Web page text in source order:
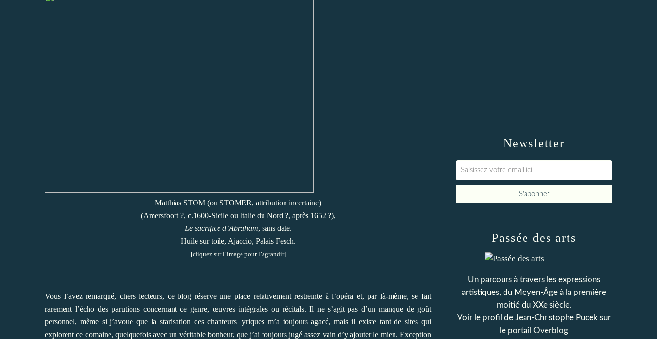
Matthias STOM (ou STOMER, attribution incertaine)
(Amersfoort ?, c.1600-Sicile ou Italie du Nord ?, après 1652 ?),
Le sacrifice d’Abraham, sans date.
Huile sur toile, Ajaccio, Palais Fesch.
[cliquez sur l’image pour l’agrandir]
Vous l’avez remarqué, chers lecteurs, ce blog réserve une place relativement restreinte à l’opéra et, par là-même, se fait
rarement l’écho des parutions concernant ce genre, œuvres intégrales ou récitals. Il ne s’agit pas d’un manque de goût
personnel, même si j’avoue que la starisation des chanteurs lyriques m’a toujours agacé, mais il existe tant de sites qui
explorent ce domaine, quelquefois avec un véritable bonheur, que j’ai toujours jugé assez vain d’y ajouter le mien. Exception
Newsletter
Passée des arts
Un parcours à travers les expressions
artistiques, du Moyen-Âge à la première
moitié du XXe siècle.
Voir le profil de Jean-Christophe Pucek sur
le portail Overblog